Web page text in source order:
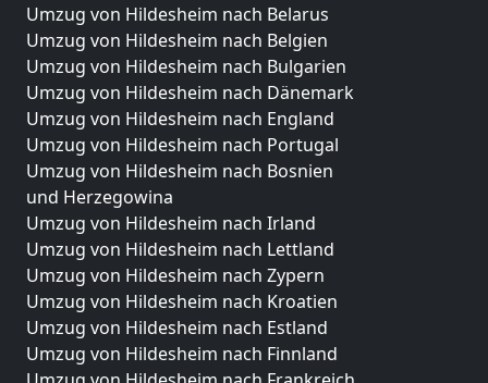
Umzug von Hildesheim nach Belarus
Umzug von Hildesheim nach Belgien
Umzug von Hildesheim nach Bulgarien
Umzug von Hildesheim nach Dänemark
Umzug von Hildesheim nach England
Umzug von Hildesheim nach Portugal
Umzug von Hildesheim nach Bosnien
und Herzegowina
Umzug von Hildesheim nach Irland
Umzug von Hildesheim nach Lettland
Umzug von Hildesheim nach Zypern
Umzug von Hildesheim nach Kroatien
Umzug von Hildesheim nach Estland
Umzug von Hildesheim nach Finnland